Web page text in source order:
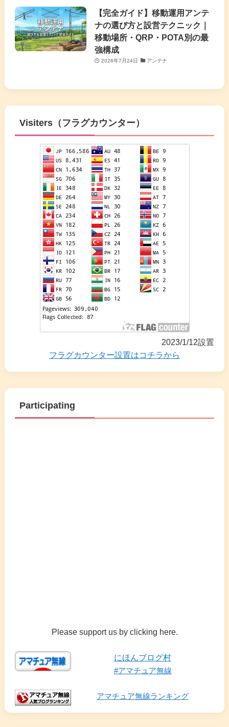
【完全ガイド】移動運用アンテ
ナの選び方と設営テクニック｜
移動場所・QRP・POTA別の最
強構成
2026年7月24日 アンテナ
Visiters（フラグカウンター）
2023/1/12設置
フラグカウンター設置はコチラから
Participating
Please support us by clicking here.
にほんブログ村
#アマチュア無線
アマチュア無線ランキング